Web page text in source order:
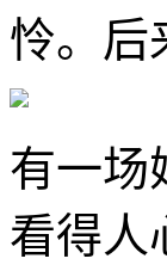
怜。后
有一场
看得人